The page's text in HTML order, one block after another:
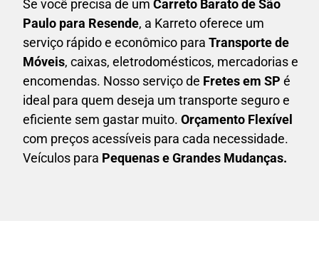
Se você precisa de um Carreto Baratode São
Paulo para Resende, a Karreto oferece um
serviço rápido e econômico para Transporte de
Móveis, caixas, eletrodomésticos, mercadorias e
encomendas. Nosso serviço de Fretes em SP é
ideal para quem deseja um transporte seguro e
eficiente sem gastar muito. Orçamento Flexível
com preços acessíveis para cada necessidade.
Veículos para Pequenas e Grandes Mudanças.